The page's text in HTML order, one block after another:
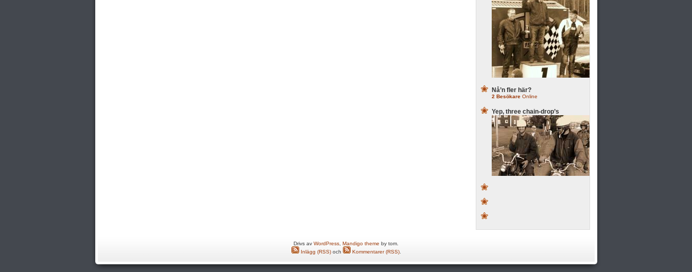
Nå’n fler här?
2 BesökareOnline
Yep, three chain-drop’s
Drivs av WordPress Mandigo theme by tom.
Inlägg (RSS)och Kommentarer (RSS).